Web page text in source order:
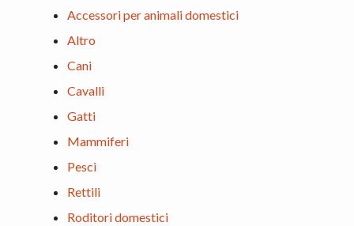
Accessori per animali domestici
Altro
Cani
Cavalli
Gatti
Mammiferi
Pesci
Rettili
Roditori domestici